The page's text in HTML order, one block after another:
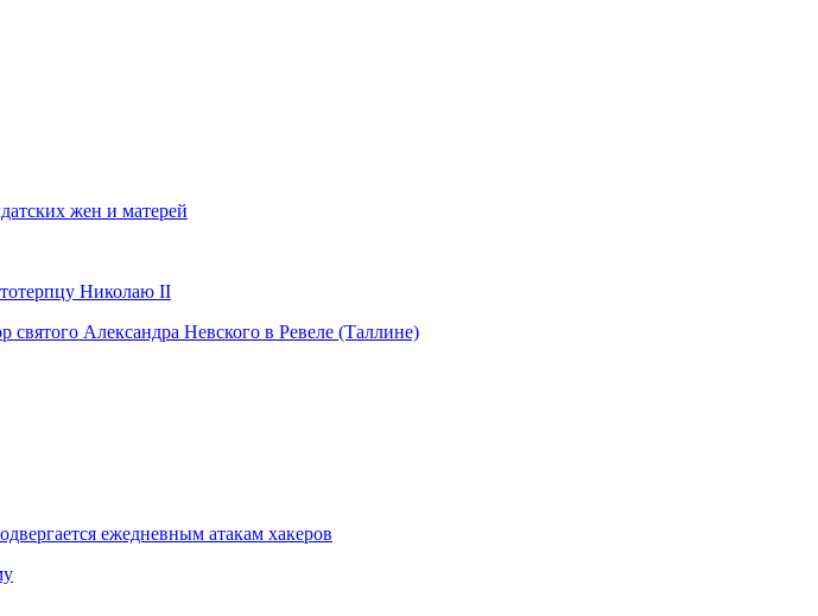
жен и матерей
Николаю II
Александра Невского в Ревеле (Таллине)
ежедневным атакам хакеров